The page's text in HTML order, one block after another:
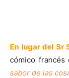
En lugar del Sr
cómico francés
sabor de las